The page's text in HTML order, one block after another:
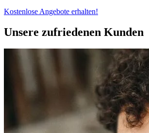
Kostenlose Angebote erhalten!
Unsere zufriedenen Kunden